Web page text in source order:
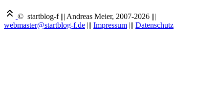
© startblog-f ||| Andreas Meier, 2007-2026 |||
webmaster@startblog-f.de ||| Impressum ||| Datenschutz